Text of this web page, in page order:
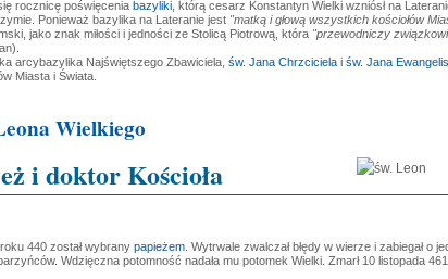
rocznicę poświęcenia bazyliki, którą cesarz Konstantyn Wielki wzniósł na
Ponieważ bazylika na Lateranie jest "matką i głową wszystkich kościołów
jako znak miłości i jedności ze Stolicą Piotrową, która "przewodniczy związkowi
arcybazylika Najświętszego Zbawiciela, św. Jana Chrzcicielai św. Jana
Miasta i Świata.
Wielkiego
i doktor Kościoła
440 został wybrany papieżem. Wytrwale zwalczał błędy w wierze i zabiegał o
Wdzięczna potomność nadała mu potomek Wielki. Zmarł 10 listopada